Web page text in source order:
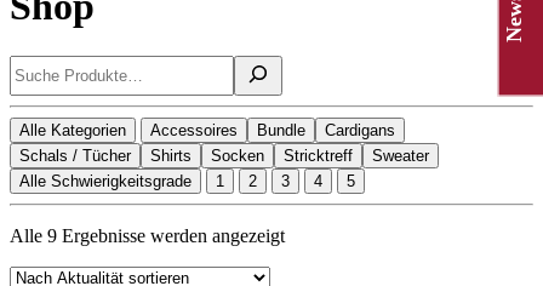
Suchen
Alle Kategorien Accessoires Bundle
Cardigans
Schals / Tücher
Shirts Socken Stricktreff
Sweater
Alle Schwierigkeitsgrade
1 2 3 4 5
Alle 9 Ergebnisse werden angezeigtNach